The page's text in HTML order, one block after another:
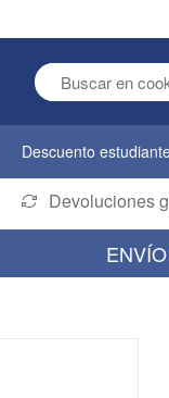
Enter search term
Descuento
Devoluciones